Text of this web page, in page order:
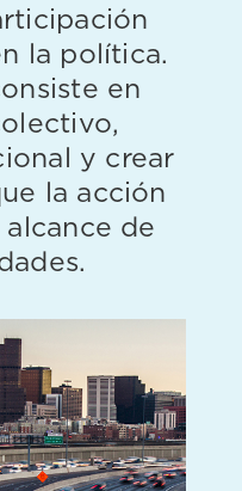
la política.
en
y crear
la acción
de